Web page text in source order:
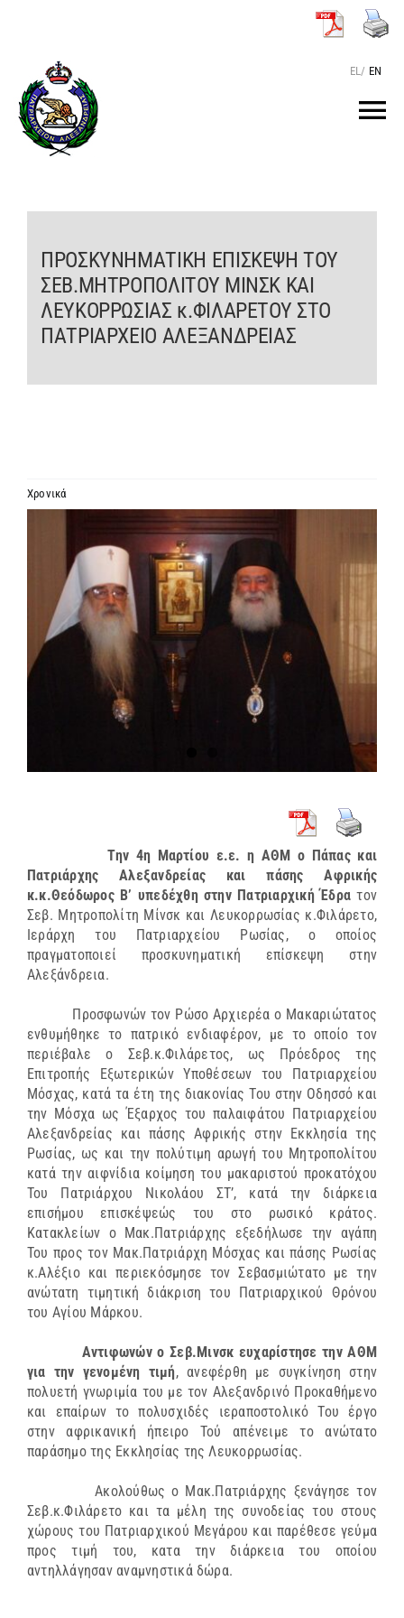
περιεχόμενο
EL/ EN
ΤΟ ΠΑΤΡΙΑΡΧΕΙΟ
ΕΝΗΜΕΡΩΣΗ
ΣΥΝΔΕΣΕΙΣ
ΠΡΟΣΚΥΝΗΜΑΤΙΚΗ ΕΠΙΣΚΕΨΗ ΤΟΥ
ΣΕΒ.ΜΗΤΡΟΠΟΛΙΤΟΥ ΜΙΝΣΚ ΚΑΙ
ΛΕΥΚΟΡΡΩΣΙΑΣ κ.ΦΙΛΑΡΕΤΟΥ ΣΤΟ
ΠΑΤΡΙΑΡΧΕΙΟ ΑΛΕΞΑΝΔΡΕΙΑΣ
Χρονικά
μεγαλύτερης
εικόνας
Την 4η Μαρτίου ε.ε. η ΑΘΜ ο Πάπας και
Πατριάρχης Αλεξανδρείας και πάσης Αφρικής
κ.κ.Θεόδωρος Β’ υπεδέχθη στην Πατριαρχική Έδρα τον
Σεβ. Μητροπολίτη Μίνσκ και Λευκορρωσίας κ.Φιλάρετο,
Ιεράρχη του Πατριαρχείου Ρωσίας, ο οποίος
πραγματοποιεί προσκυνηματική επίσκεψη στην
Αλεξάνδρεια.
Προσφωνών τον Ρώσο Αρχιερέα ο Μακαριώτατος
ενθυμήθηκε το πατρικό ενδιαφέρον, με το οποίο τον
περιέβαλε ο Σεβ.κ.Φιλάρετος, ως Πρόεδρος της
Επιτροπής Εξωτερικών Υποθέσεων του Πατριαρχείου
Μόσχας, κατά τα έτη της διακονίας Του στην Οδησσό και
την Μόσχα ως Έξαρχος του παλαιφάτου Πατριαρχείου
Αλεξανδρείας και πάσης Αφρικής στην Εκκλησία της
Ρωσίας, ως και την πολύτιμη αρωγή του Μητροπολίτου
κατά την αιφνίδια κοίμηση του μακαριστού προκατόχου
Του Πατριάρχου Νικολάου ΣΤ’, κατά την διάρκεια
επισήμου επισκέψεώς του στο ρωσικό κράτος.
Κατακλείων ο Μακ.Πατριάρχης εξεδήλωσε την αγάπη
Του προς τον Μακ.Πατριάρχη Μόσχας και πάσης Ρωσίας
κ.Αλέξιο και περιεκόσμησε τον Σεβασμιώτατο με την
ανώτατη τιμητική διάκριση του Πατριαρχικού Θρόνου
του Αγίου Μάρκου.
Αντιφωνών ο Σεβ.Μινσκ ευχαρίστησε την ΑΘΜ
για την γενομένη τιμή, ανεφέρθη με συγκίνηση στην
πολυετή γνωριμία του με τον Αλεξανδρινό Προκαθήμενο
και επαίρων το πολυσχιδές ιεραποστολικό Του έργο
στην αφρικανική ήπειρο Τού απένειμε το ανώτατο
παράσημο της Εκκλησίας της Λευκορρωσίας.
Ακολούθως ο Μακ.Πατριάρχης ξενάγησε τον
Σεβ.κ.Φιλάρετο και τα μέλη της συνοδείας του στους
χώρους του Πατριαρχικού Μεγάρου και παρέθεσε γεύμα
προς τιμή του, κατα την διάρκεια του οποίου
αντηλλάγησαν αναμνηστικά δώρα.